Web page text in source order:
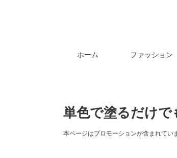
ホーム ファッション
単色で塗るだけ
本ページはプロモーションが含まれてい